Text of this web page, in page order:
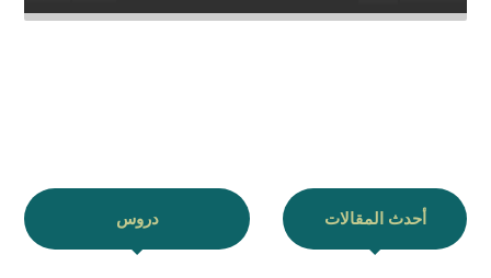
أحدث المقالات دروس